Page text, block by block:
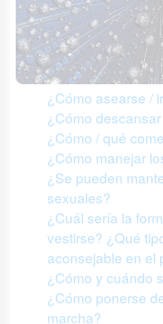
¿Cómo asearse /
¿Cómo
¿Cómo / qué
¿Cómo manejar
¿Se pueden
sexuales?
¿Cuál sería la
vestirse? ¿Qué
aconsejable en el
¿Cómo y cuándo
¿Cómo ponerse
marcha?